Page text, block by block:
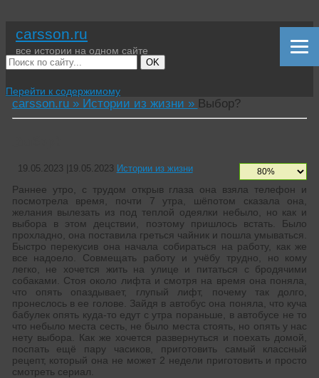
carsson.ru
все истории на одном сайте
OK
Перейти к содержимому
carsson.ru » Истории из жизни » Выбор?
19.05.2023 | 19.05.2023 Истории из жизни
Раннее утро, с трудом открыв глаза она взяла телефон и
посмотрела время, почти 7 утра, шёпотом сказала она,
желания вылезать из под теплой одеялки небыло, но как и
выбора в этом децствии, поэтому пришлось встать. Было
прохладно, она поставила греться чайник и пошла умываться.
Быстро перекусив она начала собираться на работу, как же
все надоело. Совмещать работу и учёбу трудно, но кому
легко, не хочется жить на улице и питаться с бродячими
собаками. Стоя около лифта и смотря на время она поняла,
что опять опаздывает, глупый лифт, почему так долго,
пронеслось в ее голове. Зайдя в автобус она поняла, что куча
бабулек опять куда-то едут с утра пораньше, в автобусе не то
что небыло места сесть, не было места стоять, но опять у нас
нету выбора. Как же хочется развернуться и поехать домой,
поспать ещё пару часиков, приготовить самый классный
рецепт, который она не может 2 недели приготовить и просто
смотреть сериал.